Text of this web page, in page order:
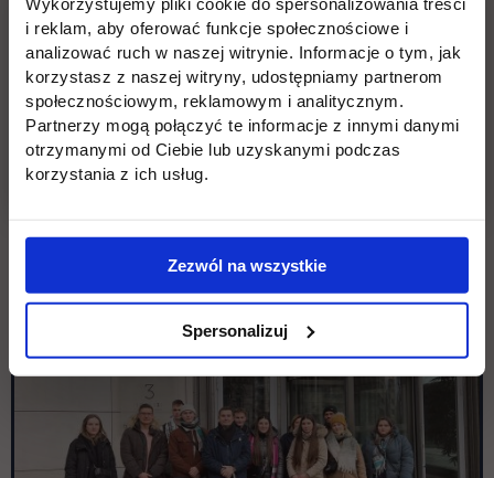
i reklam, aby oferować funkcje społecznościowe i
analizować ruch w naszej witrynie. Informacje o tym, jak
korzystasz z naszej witryny, udostępniamy partnerom
społecznościowym, reklamowym i analitycznym.
Partnerzy mogą połączyć te informacje z innymi danymi
otrzymanymi od Ciebie lub uzyskanymi podczas
korzystania z ich usług.
Zezwól na wszystkie
Spersonalizuj